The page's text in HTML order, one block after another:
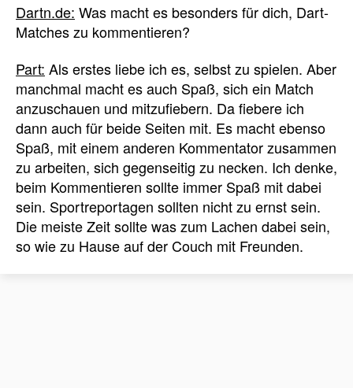
Dartn.de: Was macht es besonders für dich, Dart-
Matches zu kommentieren?
Part: Als erstes liebe ich es, selbst zu spielen. Aber
manchmal macht es auch Spaß, sich ein Match
anzuschauen und mitzufiebern. Da fiebere ich
dann auch für beide Seiten mit. Es macht ebenso
Spaß, mit einem anderen Kommentator zusammen
zu arbeiten, sich gegenseitig zu necken. Ich denke,
beim Kommentieren sollte immer Spaß mit dabei
sein. Sportreportagen sollten nicht zu ernst sein.
Die meiste Zeit sollte was zum Lachen dabei sein,
so wie zu Hause auf der Couch mit Freunden.